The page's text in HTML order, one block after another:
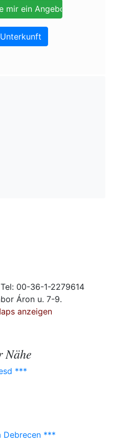
00-36-1-2279614
Áron u. 7-9.
anzeigen
Nähe
***
***